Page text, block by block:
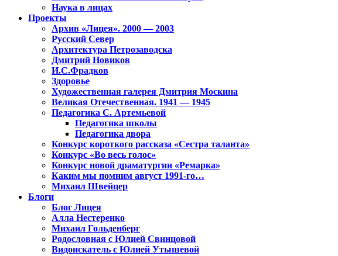
Наука в лицах
Проекты
Архив «Лицея». 2000 — 2003
Русский Север
Архитектура Петрозаводска
Дмитрий Новиков
И.С.Фрадков
Здоровье
Художественная галерея Дмитрия Москина
Великая Отечественная. 1941 — 1945
Педагогика С. Артемьевой
Педагогика школы
Педагогика двора
Конкурс короткого рассказа «Сестра таланта»
Конкурс «Во весь голос»
Конкурс новой драматургии «Ремарка»
Каким мы помним август 1991-го…
Михаил Швейцер
Блоги
Блог Лицея
Алла Нестеренко
Михаил Гольденберг
Родословная с Юлией Свинцовой
Видоискатель с Юлией Утышевой